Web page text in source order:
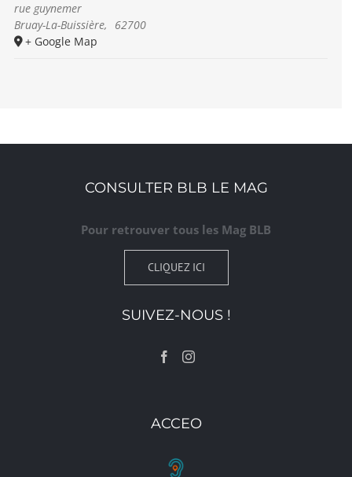
rue guynemer
Bruay-La-Buissière,
62700
+ Google Map
CONSULTER BLB LE MAG
Pour retrouver tous les Mag BLB
CLIQUEZ ICI
SUIVEZ-NOUS !
ACCEO